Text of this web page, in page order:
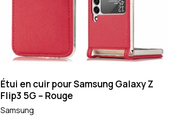
Étui en cuir pour Samsung Galaxy Z
Flip3 5G – Rouge
Samsung